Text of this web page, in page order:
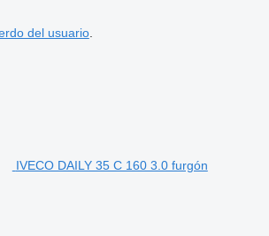
del usuario.
IVECO DAILY 35 C 160 3.0 furgón